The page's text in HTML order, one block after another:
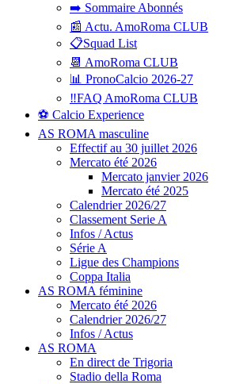
➡️ Sommaire Abonnés
📰 Actu. AmoRoma CLUB
📋Squad List
📆 AmoRoma CLUB
📊 PronoCalcio 2026-27
‼️FAQ AmoRoma CLUB
⚽ Calcio Experience
AS ROMA masculine
Effectif au 30 juillet 2026
Mercato été 2026
Mercato janvier 2026
Mercato été 2025
Calendrier 2026/27
Classement Serie A
Infos / Actus
Série A
Ligue des Champions
Coppa Italia
AS ROMA féminine
Mercato été 2026
Calendrier 2026/27
Infos / Actus
AS ROMA
En direct de Trigoria
Stadio della Roma